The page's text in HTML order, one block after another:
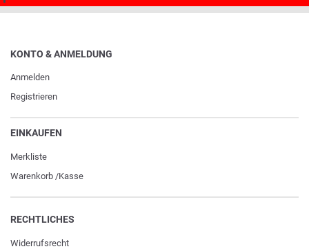
KONTO & ANMELDUNG
Anmelden
Registrieren
EINKAUFEN
Merkliste
Warenkorb /Kasse
RECHTLICHES
Widerrufs­recht